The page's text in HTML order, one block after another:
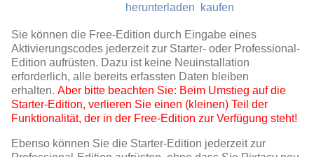
herunterladen
kaufen
Sie können die Free-Edition durch Eingabe eines
Aktivierungscodes jederzeit zur Starter- oder Professional-
Edition aufrüsten. Dazu ist keine Neuinstallation
erforderlich, alle bereits erfassten Daten bleiben
erhalten. Aber bitte beachten Sie: Beim Umstieg auf die
Starter-Edition, verlieren Sie einen (kleinen) Teil der
Funktionalität, der in der Free-Edition zur Verfügung steht!
Ebenso können Sie die Starter-Edition jederzeit zur